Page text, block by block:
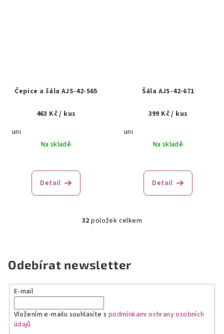
Čepice a šála AJS-42-565
463 Kč/ kus
uni
Na skladě
Detail
Šála AJS-42-671
399 Kč/ kus
uni
Na skladě
Detail
O
á
d
a
p
32 položek celkem
Odebírat newsletter
E-mail
Vložením e-mailu souhlasíte s podmínkami ochrany osobních
údajů